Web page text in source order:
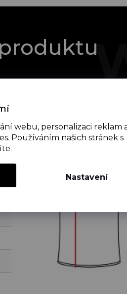
webu, personalizaci reklam
Používáním našich stránek s
Nastavení